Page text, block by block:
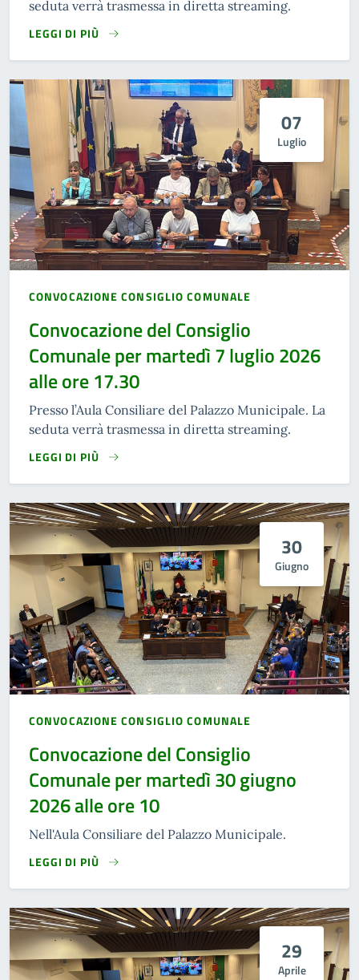
seduta verrà trasmessa in diretta streaming.
LEGGI DI PIÙ
07
Luglio
CONVOCAZIONE CONSIGLIO COMUNALE
Convocazione del Consiglio
Comunale per martedì 7 luglio 2026
alle ore 17.30
Presso l’Aula Consiliare del Palazzo Municipale. La
seduta verrà trasmessa in diretta streaming.
LEGGI DI PIÙ
30
Giugno
CONVOCAZIONE CONSIGLIO COMUNALE
Convocazione del Consiglio
Comunale per martedì 30 giugno
2026 alle ore 10
Nell'Aula Consiliare del Palazzo Municipale.
LEGGI DI PIÙ
29
Aprile